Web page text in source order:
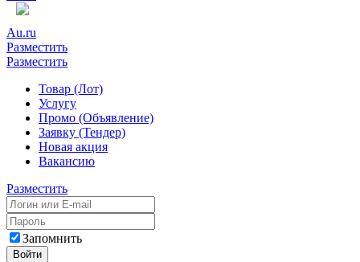
Au.ru
Разместить
Разместить
Товар (Лот)
Услугу
Промо (Объявление)
Заявку (Тендер)
Новая акция
Вакансию
Разместить
Запомнить
Войти